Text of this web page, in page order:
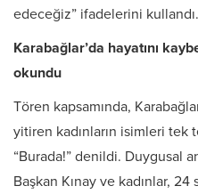
edeceğiz” ifadelerini kullandı.
Karabağlar’da hayatını
okundu
Tören kapsamında,
yitiren kadınların isimleri tek
“Burada!” denildi. Duygusal
Başkan Kınay ve kadınlar,